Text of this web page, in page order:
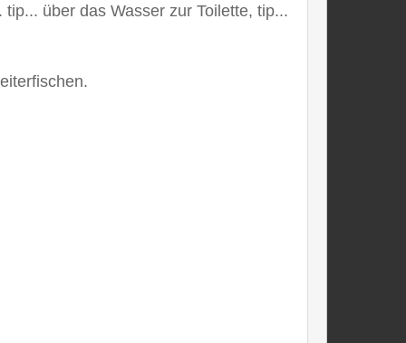
über das Wasser zur Toilette, tip...